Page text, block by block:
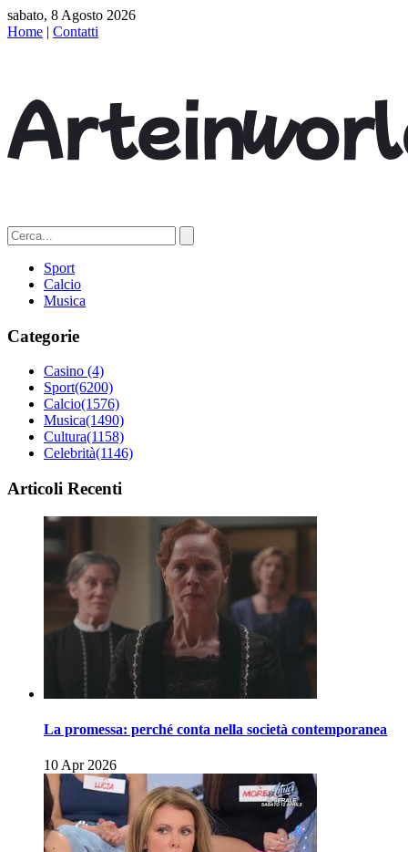
sabato, 8 Agosto 2026
Home | Contatti
Sport
Calcio
Musica
Categorie
Casino (4)
Sport(6200)
Calcio(1576)
Musica(1490)
Cultura(1158)
Celebrità(1146)
Articoli Recenti
La promessa: perché conta nella società contemporanea
10 Apr 2026